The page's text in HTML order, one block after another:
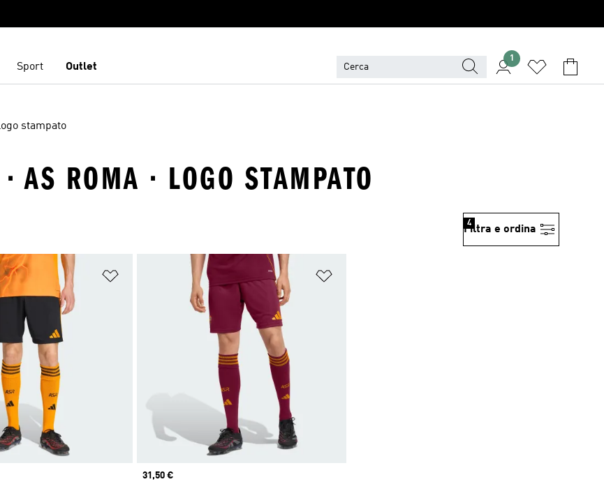
Sport Outlet
1
stampato
AS ROMA · LOGO STAMPATO
Filtra e ordina
4
desideri Aggiungi alla lista dei desideri
Current price
31,50 €